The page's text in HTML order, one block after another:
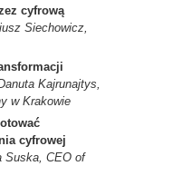
cyfrową
Siechowicz,
Kajrunajtys
w Krakowie
cyfrowej
Suska, CEO of